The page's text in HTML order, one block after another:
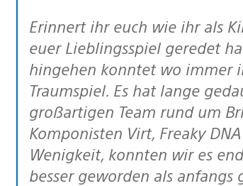
Erinnert ihr euch wie ihr als Kind auf dem Spielplatz mit euren Freunden über
euer Lieblingsspiel geredet
hingehen konntet wo immer
Traumspiel. Es hat lange
großartigen Team rund um
Komponisten Virt, Freaky
Wenigkeit, konnten wir es
besser geworden als anfangs